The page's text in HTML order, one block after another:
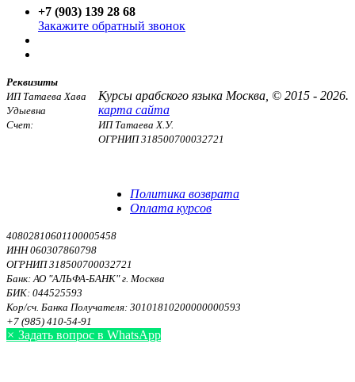
+7 (903) 139 28 68
Закажите обратный звонок
Курсы арабского языка Москва, © 2015 - 2026.
карта сайта
ИП Татаева Х.У.
ОГРНИП 318500700032721
Политика возврата
Оплата курсов
Реквизиты
ИП Татаева Хава
Удыевна
Счет:
40802810601100005458
ИНН 060307860798
ОГРНИП 318500700032721
Банк: АО "АЛЬФА-БАНК" г. Москва
БИК: 044525593
Кор/сч. Банка Получателя: 30101810200000000593
+7 (985) 410-54-91
× Задать вопрос в WhatsApp